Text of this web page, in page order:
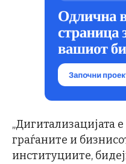
„Дигитализацијата
граѓаните и
институциите,